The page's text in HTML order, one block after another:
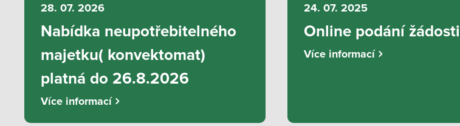
28. 07. 2026
Nabídka neupotřebitelného
majetku( konvektomat)
platná do 26.8.2026
Více informací
24. 07. 2025
Online podání žádosti
Více informací